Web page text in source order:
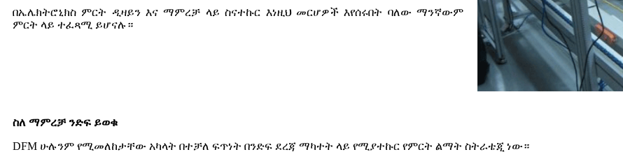
በኤሌክትሮኒክስ ምርት ዲዛይን እና ማምረቻ ላይ ስናተኩር እነዚህ መርሆዎች እየሰሩበት ባለው ማንኛውም
ምርት ላይ ተፈጻሚ ይሆናሉ።
ስለ ማምረቻ ንድፍ ይወቁ
DFM ሁሉንም የሚመለከታቸው አካላት በተቻለ ፍጥነት በንድፍ ደረጃ ማካተት ላይ የሚያተኩር የምርት ልማት ስትራቴጂ ነው።